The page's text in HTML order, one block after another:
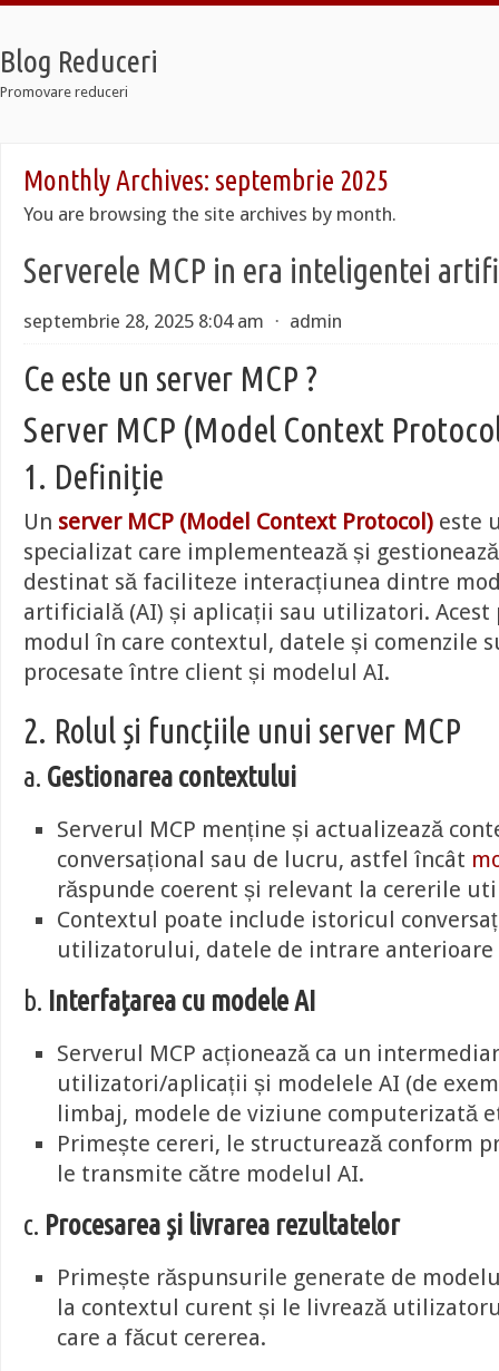
Blog Reduceri
Promovare reduceri
Monthly Archives: septembrie 2025
You are browsing the site archives by month.
Serverele MCP in era inteligentei
septembrie 28, 2025 8:04 am ⋅ admin
Ce este un server MCP ?
Server MCP (Model Context
1. Definiție
Un server MCP (Model Context Protocol) este
specializat care implementează și
destinat să faciliteze interacțiunea dintre
artificială (AI) și aplicații sau utilizatori.
modul în care contextul, datele și comenzile
procesate între client și modelul AI.
2. Rolul și funcțiile unui server MCP
a. Gestionarea contextului
Serverul MCP menține și actualizează
conversațional sau de lucru, astfel încât
răspunde coerent și relevant la cererile
Contextul poate include istoricul
utilizatorului, datele de intrare anterioare
b. Interfațarea cu modele AI
Serverul MCP acționează ca un
utilizatori/aplicații și modelele AI (de
limbaj, modele de viziune computerizată
Primește cereri, le structurează conform
le transmite către modelul AI.
c. Procesarea și livrarea rezultatelor
Primește răspunsurile generate de
la contextul curent și le livrează
care a făcut cererea.